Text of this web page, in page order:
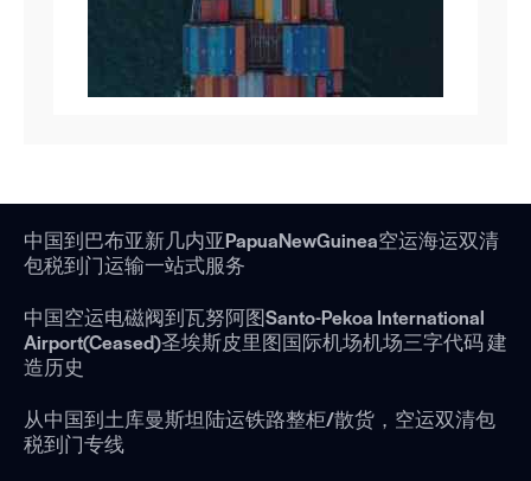
中国到巴布亚新几内亚PapuaNewGuinea空运海运双清
包税到门运输一站式服务
中国空运电磁阀到瓦努阿图Santo-Pekoa International
Airport(Ceased)圣埃斯皮里图国际机场机场三字代码 建
造历史
从中国到土库曼斯坦陆运铁路整柜/散货，空运双清包
税到门专线